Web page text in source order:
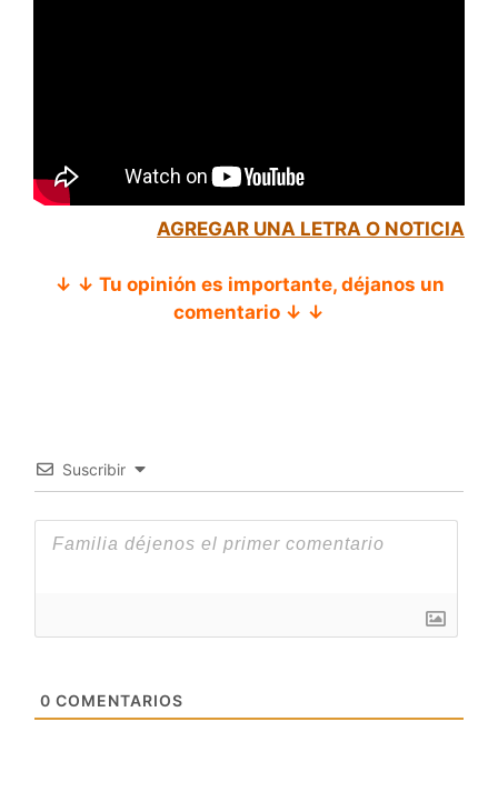
AGREGAR UNA LETRA O NOTICIA
↓ ↓ Tu opinión es importante, déjanos un
comentario ↓ ↓
Suscribir
0 COMENTARIOS